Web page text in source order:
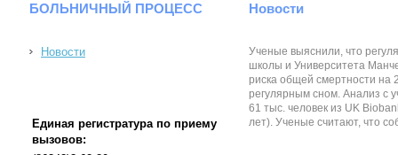
БОЛЬНИЧНЫЙ ПРОЦЕСС
Новости
Единая регистратура по приему
вызовов:
Новости
Ученые выяснили, что
школы и Университета
риска общей смертности на
регулярным сном. Анализ с
61 тыс. человек из UK
лет). Ученые считают, что